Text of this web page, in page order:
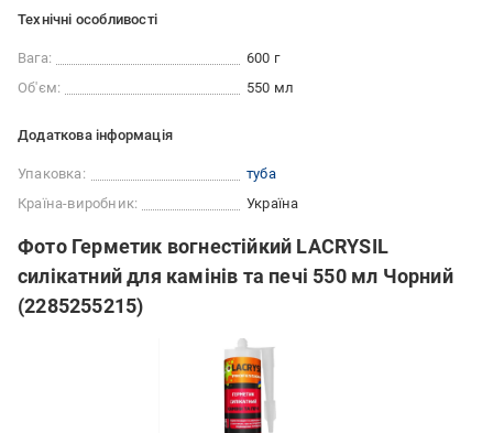
Технічні особливості
Вага:
600 г
Об'єм:
550 мл
Додаткова інформація
Упаковка:
туба
Країна-виробник:
Україна
Фото Герметик вогнестійкий LACRYSIL
силікатний для камінів та печі 550 мл Чорний
(2285255215)